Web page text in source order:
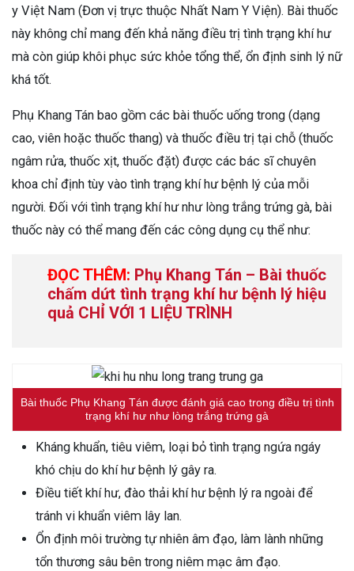
y Việt Nam (Đơn vị trực thuộc Nhất Nam Y Viện). Bài thuốc
này không chỉ mang đến khả năng điều trị tình trạng khí hư
mà còn giúp khôi phục sức khỏe tổng thể, ổn định sinh lý nữ
khá tốt.
Phụ Khang Tán bao gồm các bài thuốc uống trong (dạng
cao, viên hoặc thuốc thang) và thuốc điều trị tại chỗ (thuốc
ngâm rửa, thuốc xịt, thuốc đặt) được các bác sĩ chuyên
khoa chỉ định tùy vào tình trạng khí hư bệnh lý của mỗi
người. Đối với tình trạng khí hư như lòng trắng trứng gà, bài
thuốc này có thể mang đến các công dụng cụ thể như:
ĐỌC THÊM: Phụ Khang Tán – Bài thuốc
chấm dứt tình trạng khí hư bệnh lý hiệu
quả CHỈ VỚI 1 LIỆU TRÌNH
Bài thuốc Phụ Khang Tán được đánh giá cao trong điều trị tình
trạng khí hư như lòng trắng trứng gà
Kháng khuẩn, tiêu viêm, loại bỏ tình trạng ngứa ngáy
khó chịu do khí hư bệnh lý gây ra.
Điều tiết khí hư, đào thải khí hư bệnh lý ra ngoài để
tránh vi khuẩn viêm lây lan.
Ổn định môi trường tự nhiên âm đạo, làm lành những
tổn thương sâu bên trong niêm mạc âm đạo.